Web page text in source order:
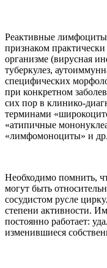
Реактивные
признаком
организме (вирусная
туберкулез,
специфических
при конкретном
сих пор в клинико-
терминами
«атипичные
«лимфомоноциты» и др.
Необходимо помнить,
могут быть
сосудистом русле
степени активности.
постоянно работает:
изменившиеся